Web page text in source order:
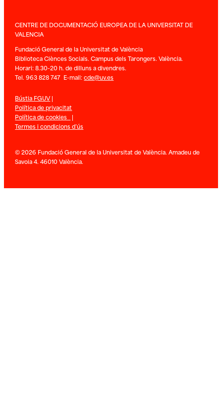
CENTRE DE DOCUMENTACIÓ EUROPEA DE LA UNIVERSITAT DE
VALENCIA
Fundació General de la Universitat de València
Biblioteca Ciènces Socials. Campus dels Tarongers. València.
Horari: 8.30-20 h. de dilluns a divendres.
Tel. 963 828 747 E-mail:cde@uv.es
Bústia FGUV|
Política de privacitat
Política de cookies |
Termes i condicions d’ús
© 2026 Fundació General de la Universitat de València. Amadeu de
Savoia 4. 46010 València.